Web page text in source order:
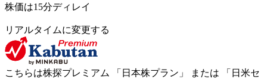
株価は15分ディレイ
リアルタイムに変更する
こちらは株探プレミアム 「 日本株プラン 」 または 「 日米セ